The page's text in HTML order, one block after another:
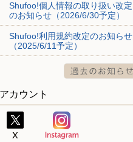
Shufoo!個人情報の取り扱い改定
のお知らせ（2026/6/30予定）
Shufoo!利用規約改定のお知らせ
（2025/6/11予定）
カウント